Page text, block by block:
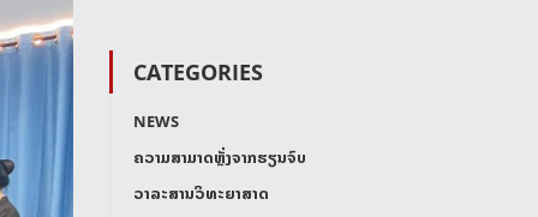
CATEGORIES
NEWS
ຄວາມສາມາດຫຼັ່ງຈາກຮຽນຈົບ
ວາລະສານວິທະຍາສາດ